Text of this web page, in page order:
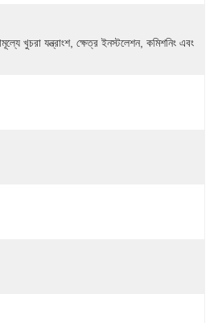
খুচরা যন্ত্রাংশ, ক্ষেত্র ইনস্টলেশন, কমিশনিং এবং